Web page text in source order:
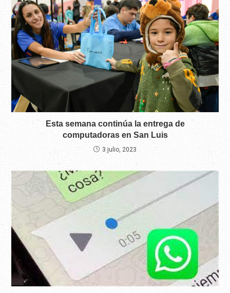
Esta semana continúa la entrega de
computadoras en San Luis
3 julio, 2023